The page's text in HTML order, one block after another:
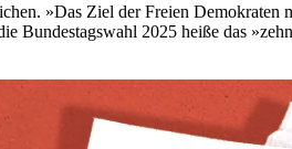
»Das Ziel der Freien Demokraten
Bundestagswahl 2025 heiße das